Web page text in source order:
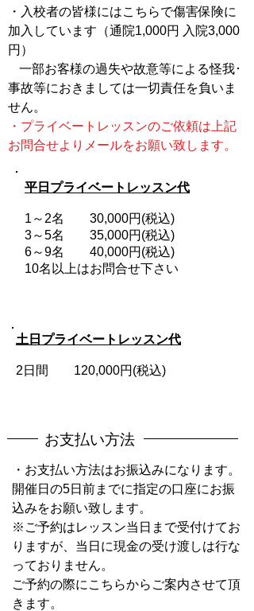
・入校者の皆様にはこちらで傷害保険に
加入しています（通院1,000円 入院3,000
円）
一部お客様の過失や故意等による怪我･
事故等におきましては一切責任を負いま
せん。
・プライベートレッスンのご依頼は上記
お問合せよりメールをお願い致します。
平日プライベートレッスン代
1～2名 30,000円 (税込)
3～5名 35,000円(税込)
​6～9名 40,000円(税込)
10名以上はお問合せ下さい
土日プライベートレッスン代
2日間 120,000円 (税込)
お支払い方法
・お支払い方法はお振込みになります。
開催日の5日前までに指定の口座にお振
込みをお願い致します。
※ご予約はレッスン当日まで受付けてお
りますが、当日に現金の受け渡しは行な
っておりません。
​ご予約の際にこちらからご案内させて頂
きます。